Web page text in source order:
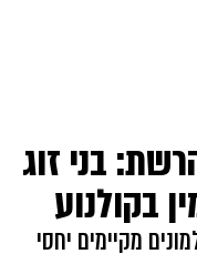
בני זוג
בקולנוע
מקיימים יחסי